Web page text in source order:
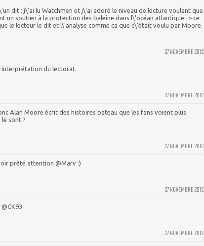
dit : j\'ai lu Watchmen et j\'ai adoré le niveau de lecture voulant que
un soutien à la protection des baleine dans l\'océan atlantique -> ce
le lecteur le dit et l\'analyse comme ca que c\'était voulu par Moore.
27 NOVEMBRE 2012
du lectorat.
27 NOVEMBRE 2012
Alan Moore écrit des histoires bateau que les fans voient plus
le sont ?
27 NOVEMBRE 2012
prêté attention @Marv :)
27 NOVEMBRE 2012
27 NOVEMBRE 2012